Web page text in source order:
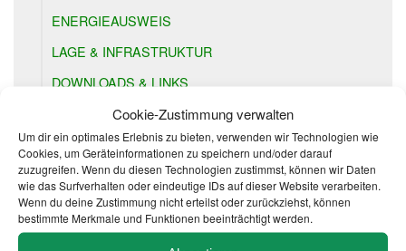
Cookie-Zustimmung verwalten
Um dir ein optimales Erlebnis zu bieten, verwenden wir Technologien wie
Cookies, um Geräteinformationen zu speichern und/oder darauf
zuzugreifen. Wenn du diesen Technologien zustimmst, können wir Daten
wie das Surfverhalten oder eindeutige IDs auf dieser Website verarbeiten.
Wenn du deine Zustimmung nicht erteilst oder zurückziehst, können
bestimmte Merkmale und Funktionen beeinträchtigt werden.
ENERGIEAUSWEIS
LAGE & INFRASTRUKTUR
DOWNLOADS & LINKS
GRUNDRISSE